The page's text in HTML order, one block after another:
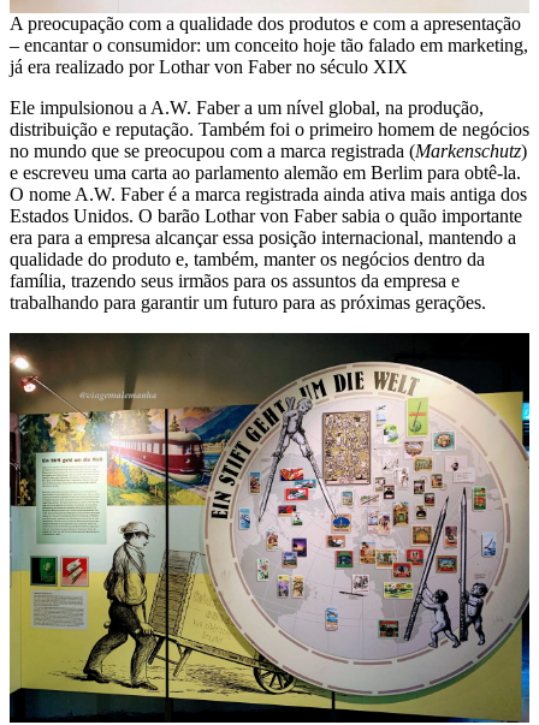
A preocupação com a qualidade dos produtos e com a apresentação
– encantar o consumidor: um conceito hoje tão falado em marketing,
já era realizado por Lothar von Faber no século XIX
Ele impulsionou a A.W. Faber a um nível global, na produção,
distribuição e reputação. Também foi o primeiro homem de negócios
no mundo que se preocupou com a marca registrada (Markenschutz)
e escreveu uma carta ao parlamento alemão em Berlim para obtê-la.
O nome A.W. Faber é a marca registrada ainda ativa mais antiga dos
Estados Unidos. O barão Lothar von Faber sabia o quão importante
era para a empresa alcançar essa posição internacional, mantendo a
qualidade do produto e, também, manter os negócios dentro da
família, trazendo seus irmãos para os assuntos da empresa e
trabalhando para garantir um futuro para as próximas gerações.